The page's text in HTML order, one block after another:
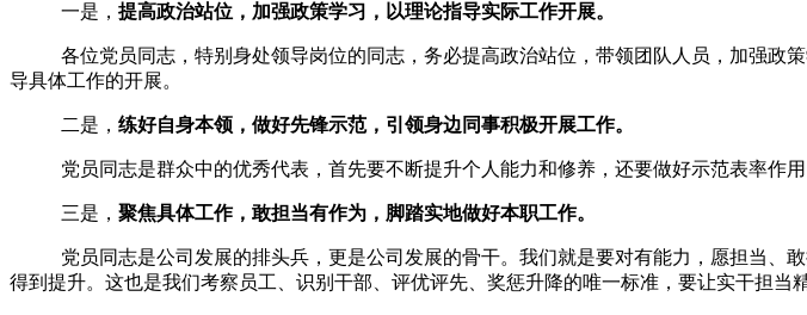
一是， 提高政治站位，加强政策学习，以理论指导实际工作开展。
各位党员同志，特别身处领导岗位的同志，务必提高政治站位，带领团队人员，加强
导具体工作的开展。
二是， 练好自身本领，做好先锋示范，引领身边同事积极开展工作。
党员同志是群众中的优秀代表，首先要不断提升个人能力和修养，还要做好示范表率作
三是， 聚焦具体工作，敢担当有作为，脚踏实地做好本职工作。
党员同志是公司发展的排头兵，更是公司发展的骨干。我们就是要对有能力，愿担当
得到提升。这也是我们考察员工、识别干部、评优评先、奖惩升降的唯一标准，要让实干担当